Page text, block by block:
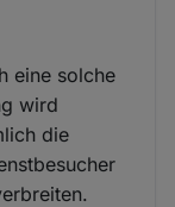
eine solche
wird
die